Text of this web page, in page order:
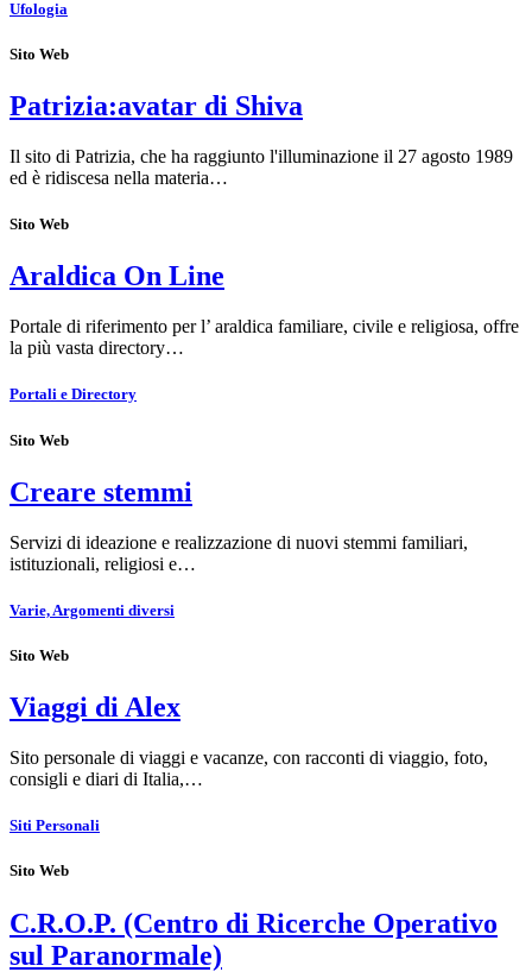
Ufologia
Sito Web
Patrizia:avatar di Shiva
Il sito di Patrizia, che ha raggiunto l'illuminazione il 27 agosto 1989
ed è ridiscesa nella materia…
Sito Web
Araldica On Line
Portale di riferimento per l’ araldica familiare, civile e religiosa, offre
la più vasta directory…
Portali e Directory
Sito Web
Creare stemmi
Servizi di ideazione e realizzazione di nuovi stemmi familiari,
istituzionali, religiosi e…
Varie, Argomenti diversi
Sito Web
Viaggi di Alex
Sito personale di viaggi e vacanze, con racconti di viaggio, foto,
consigli e diari di Italia,…
Siti Personali
Sito Web
C.R.O.P. (Centro di Ricerche Operativo
sul Paranormale)